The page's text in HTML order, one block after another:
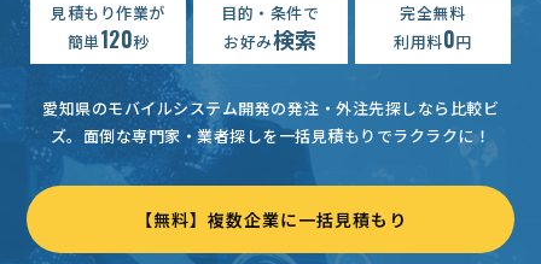
見積もり作業が
簡単120秒
目的・条件で
お好み検索
完全無料
利用料0円
愛知県のモバイルシステム開発の発注・外注先探しなら比較ビ
ズ。 面倒な専門家・業者探しを一括見積もりでラクラクに！
【無料】複数企業に一括見積もり